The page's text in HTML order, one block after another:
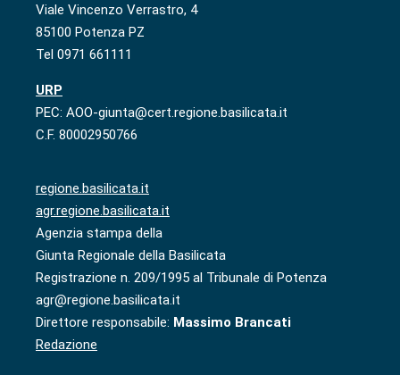
Viale Vincenzo Verrastro, 4
85100 Potenza PZ
Tel 0971 661111
URP
PEC: AOO-giunta@cert.regione.basilicata.it
C.F. 80002950766
regione.basilicata.it
agr.regione.basilicata.it
Agenzia stampa della
Giunta Regionale della Basilicata
Registrazione n. 209/1995 al Tribunale di Potenza
agr@regione.basilicata.it
Direttore responsabile: Massimo Brancati
Redazione